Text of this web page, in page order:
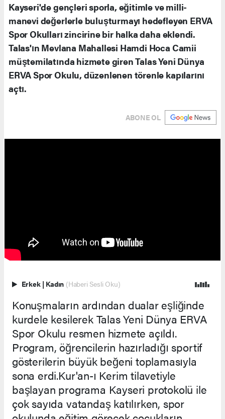
Kayseri'de gençleri sporla, eğitimle ve milli-
manevi değerlerle buluşturmayı hedefleyen ERVA
Spor Okulları zincirine bir halka daha eklendi.
Talas'ın Mevlana Mahallesi Hamdi Hoca Camii
müştemilatında hizmete giren Talas Yeni Dünya
ERVA Spor Okulu, düzenlenen törenle kapılarını
açtı.
ABONE OL
Erkek | Kadın (Haberi Sesli Oku)
Konuşmaların ardından dualar eşliğinde
kurdele kesilerek Talas Yeni Dünya ERVA
Spor Okulu resmen hizmete açıldı.
Program, öğrencilerin hazırladığı sportif
gösterilerin büyük beğeni toplamasıyla
sona erdi.Kur'an-ı Kerim tilavetiyle
başlayan programa Kayseri protokolü ile
çok sayıda vatandaş katılırken, spor